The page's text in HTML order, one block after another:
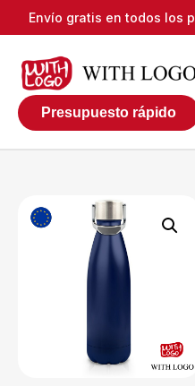
Envío gratis en todos los
Presupuesto rápido